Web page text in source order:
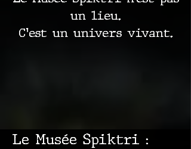
un lieu.
C’est un univers vivant.
Le Musée Spiktri :